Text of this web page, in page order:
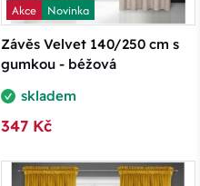
Akce
Novinka
Závěs Velvet 140/250 cm s
gumkou - béžová
skladem
347 Kč